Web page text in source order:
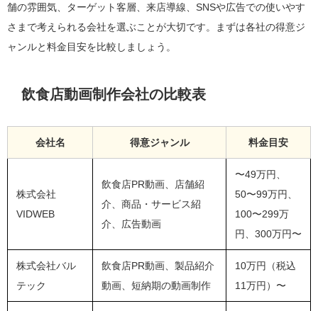
舗の雰囲気、ターゲット客層、来店導線、SNSや広告での使いやす
さまで考えられる会社を選ぶことが大切です。まずは各社の得意ジ
ャンルと料金目安を比較しましょう。
飲食店動画制作会社の比較表
会社名 得意ジャンル 料金目安
株式会社
VIDWEB
飲食店PR動画、店舗紹
介、商品・サービス紹
介、広告動画
〜49万円、
50〜99万円、
100〜299万
円、300万円〜
株式会社バル
テック
飲食店PR動画、製品紹介
動画、短納期の動画制作
10万円（税込
11万円）〜